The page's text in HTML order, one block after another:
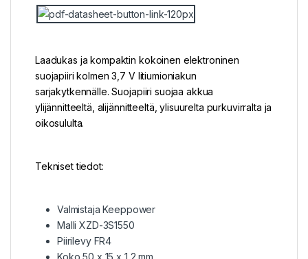
Laadukas ja kompaktin kokoinen elektroninen
suojapiiri kolmen 3,7 V litiumioniakun
sarjakytkennälle. Suojapiiri suojaa akkua
ylijännitteeltä, alijännitteeltä, ylisuurelta purkuvirralta ja
oikosululta.
Tekniset tiedot:
Valmistaja Keeppower
Malli XZD-3S1550
Piirilevy FR4
Koko 50 x 15 x 1,2 mm